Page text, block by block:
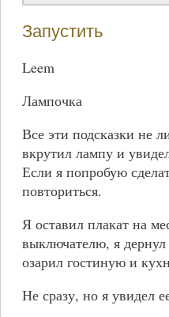
Запустить
Leem
Лампочка
Все эти подсказки не
вкрутил лампу и
Если я попробую
повториться.
Я оставил плакат на
выключателю, я
озарил гостиную и
Не сразу, но я увидел